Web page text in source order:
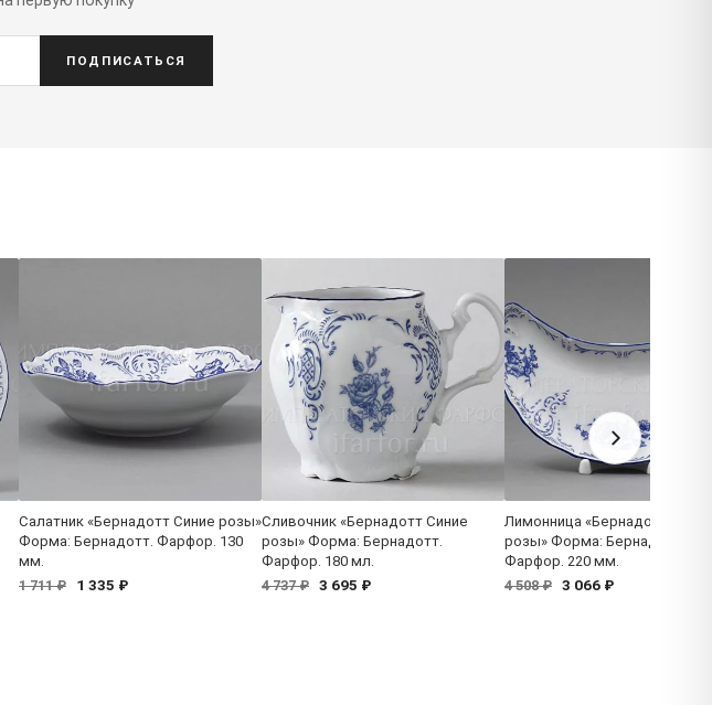
ПОДПИСАТЬСЯ
Салатник «Бернадотт Синие розы»
Форма: Бернадотт. Фарфор. 130
мм.
1 711 ₽
1 335 ₽
Сливочник «Бернадотт Синие
розы» Форма: Бернадотт.
Фарфор. 180 мл.
4 737 ₽ 3 695 ₽
Лимонница «Бернадотт Синие
розы» Форма: Бернадотт.
Фарфор. 220 мм.
4 508 ₽ 3 066 ₽